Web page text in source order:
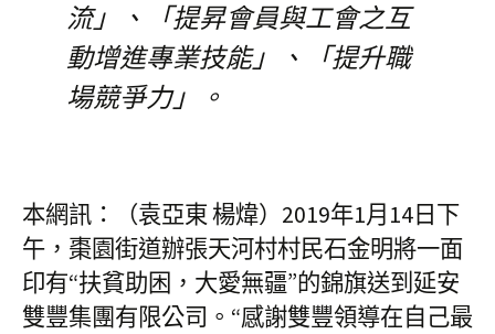
流」、「提昇會員與工會之互
動增進專業技能」、「提升職
場競爭力」。
本網訊：（袁亞東 楊煒）2019年1月14日下
午，棗園街道辦張天河村村民石金明將一面
印有“扶貧助困，大愛無疆”的錦旗送到延安
雙豐集團有限公司。“感謝雙豐領導在自己最